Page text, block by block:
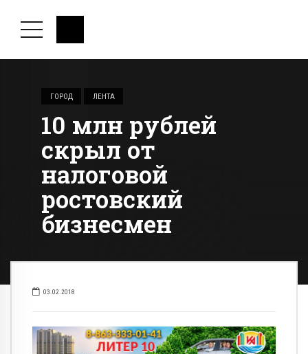
ГОРОД ЛЕНТА
10 млн рублей
скрыл от
налоговой
ростовский
бизнесмен
03.02.2018